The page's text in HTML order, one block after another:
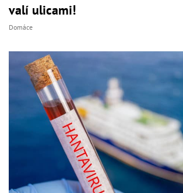
valí ulicami!
Domáce